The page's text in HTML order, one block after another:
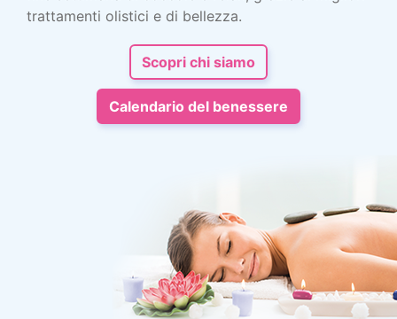
trattamenti olistici e di bellezza.
Scopri chi siamo
Calendario del benessere